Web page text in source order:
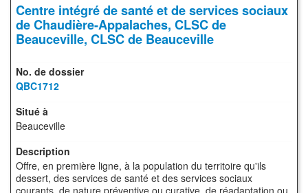
Centre intégré de santé et de services sociaux
de Chaudière-Appalaches, CLSC de
Beauceville, CLSC de Beauceville
QBC1712
Beauceville
Offre, en première ligne, à la population du territoire qu'ils
dessert, des services de santé et des services sociaux
courants, de nature préventive ou curative, de réadaptation ou